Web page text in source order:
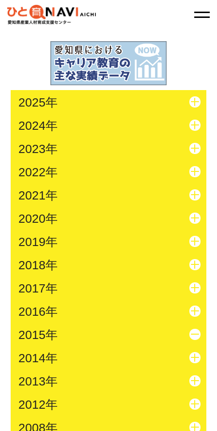
2025年
2024年
2023年
2022年
2021年
2020年
2019年
2018年
2017年
2016年
2015年
2014年
2013年
2012年
2008年